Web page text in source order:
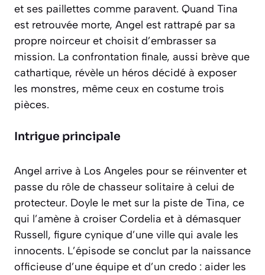
et ses paillettes comme paravent. Quand Tina
est retrouvée morte, Angel est rattrapé par sa
propre noirceur et choisit d’embrasser sa
mission. La confrontation finale, aussi brève que
cathartique, révèle un héros décidé à exposer
les monstres, même ceux en costume trois
pièces.
Intrigue principale
Angel arrive à Los Angeles pour se réinventer et
passe du rôle de chasseur solitaire à celui de
protecteur. Doyle le met sur la piste de Tina, ce
qui l’amène à croiser Cordelia et à démasquer
Russell, figure cynique d’une ville qui avale les
innocents. L’épisode se conclut par la naissance
officieuse d’une équipe et d’un credo : aider les